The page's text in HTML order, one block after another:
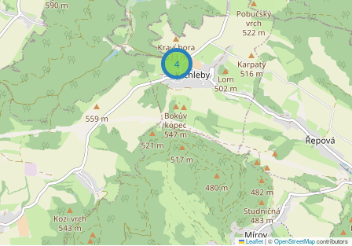
4
Leaflet|©OpenStreetMapcontributors